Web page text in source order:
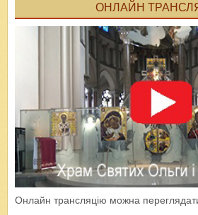
ОНЛАЙН
Онлайн трансляцію можна